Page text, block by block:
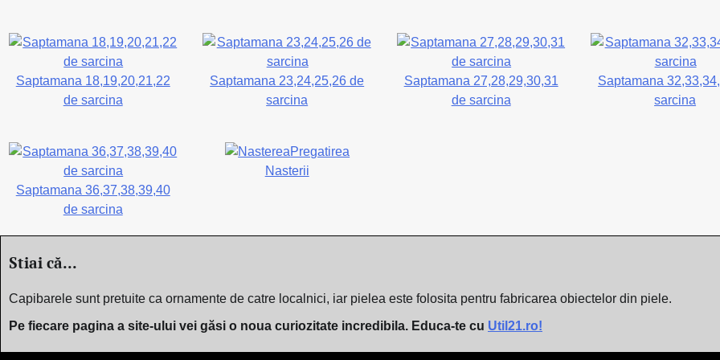
Saptamana 18,19,20,21,22
de sarcina
Saptamana 23,24,25,26 de
sarcina
Saptamana 27,28,29,30,31
de sarcina
Saptamana
sarcina
Saptamana 36,37,38,39,40
de sarcina
Pregatirea
Nasterii
Stiai că...
Capibarele sunt pretuite ca ornamente de catre localnici, iar pielea este folosita pentru fabricarea obiectelor din piele.
Pe fiecare pagina a site-ului vei găsi o noua curiozitate incredibila. Educa-te cu Util21.ro!